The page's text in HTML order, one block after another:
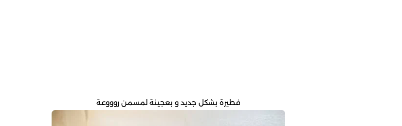
فطيرة بشكل جديد و بعجينة لمسمن روووعة